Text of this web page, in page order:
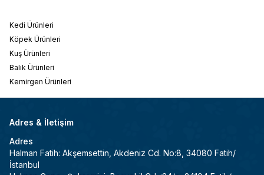
Kedi Ürünleri
Köpek Ürünleri
Kuş Ürünleri
Balık Ürünleri
Kemirgen Ürünleri
Adres & İletişim
Adres
Halman Fatih: Akşemsettin, Akdeniz Cd. No:8, 34080 Fatih/
İstanbul